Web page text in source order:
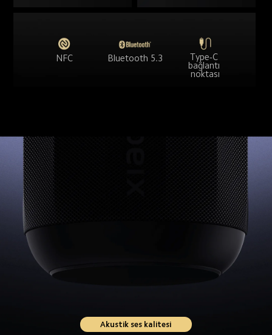
NFC Bluetooth 5.3
Type-C
bağlantı
noktası
Akustik ses kalitesi